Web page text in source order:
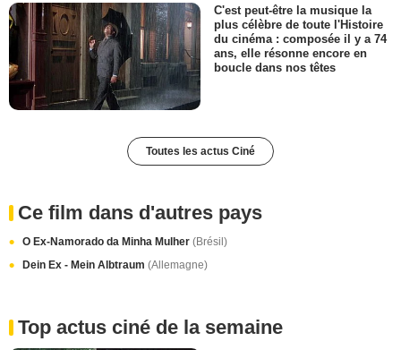
C'est peut-être la musique la
plus célèbre de toute l'Histoire
du cinéma : composée il y a 74
ans, elle résonne encore en
boucle dans nos têtes
Toutes les actus Ciné
Ce film dans d'autres pays
O Ex-Namorado da Minha Mulher (Brésil)
Dein Ex - Mein Albtraum (Allemagne)
Top actus ciné de la semaine